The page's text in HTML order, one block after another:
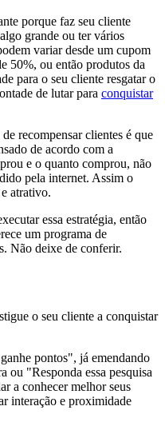
porque faz seu cliente
grande ou ter vários
variar desde um cupom
50%, ou então produtos da
para o seu cliente resgatar o
de lutar para conquistar
recompensar clientes é que
de acordo com a
e o quanto comprou, não
pela internet. Assim o
atrativo.
essa estratégia, então
um programa de
Não deixe de conferir.
o seu cliente a conquistar
pontos", já emendando
ou "Responda essa pesquisa
a conhecer melhor seus
interação e proximidade